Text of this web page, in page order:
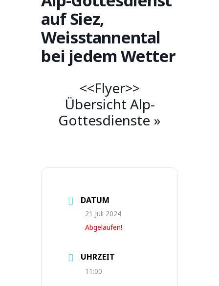
auf Siez,
Weisstannental
bei jedem Wetter
<<Flyer>>
Übersicht Alp-
Gottesdienste »
DATUM
21 Juli 2024
Abgelaufen!
UHRZEIT
11:00